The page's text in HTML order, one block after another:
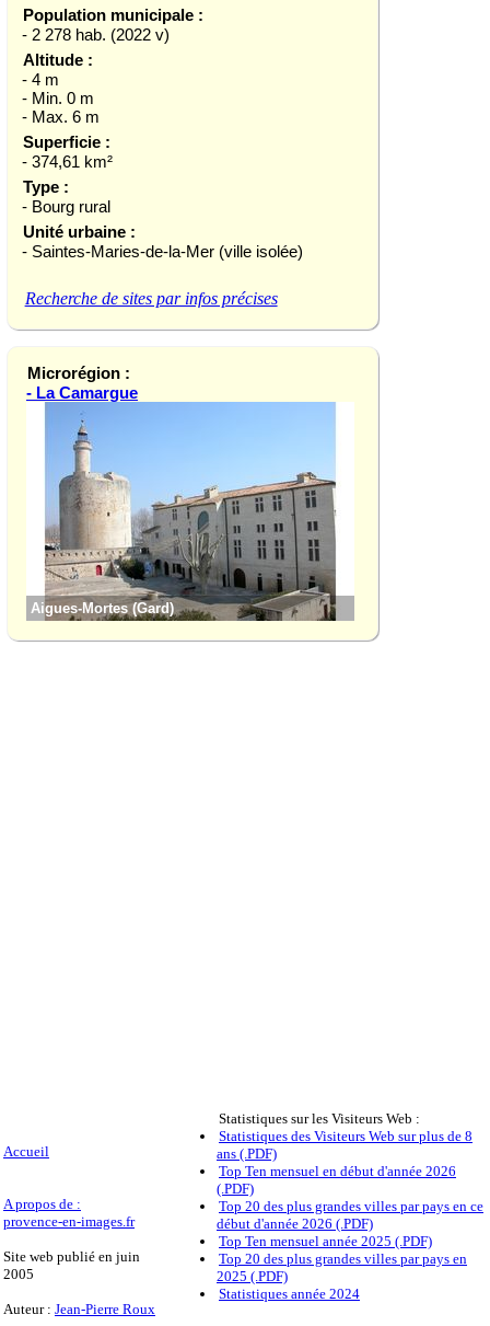
Population municipale :
- 2 278 hab. (2022 v)
Altitude :
- 4 m
- Min. 0 m
- Max. 6 m
Superficie :
- 374,61 km²
Type :
- Bourg rural
Unité urbaine :
- Saintes-Maries-de-la-Mer (ville isolée)
Recherche de sites par infos précises
Microrégion :
- La Camargue
Aigues-Mortes (Gard)
Accueil
A propos de :
provence-en-images.fr
Site web publié en juin
2005
Auteur : Jean-Pierre Roux
Statistiques sur les Visiteurs Web :
Statistiques des Visiteurs Web sur plus de 8
ans (.PDF)
Top Ten mensuel en début d'année 2026
(.PDF)
Top 20 des plus grandes villes par pays en ce
début d'année 2026 (.PDF)
Top Ten mensuel année 2025 (.PDF)
Top 20 des plus grandes villes par pays en
2025 (.PDF)
Statistiques année 2024